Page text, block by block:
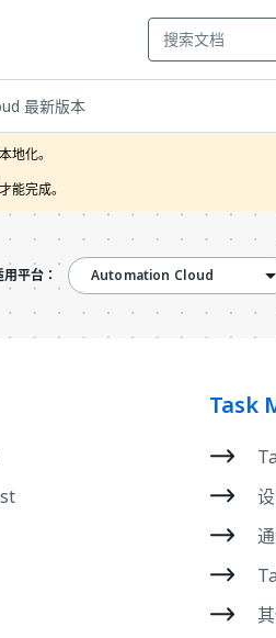
最新版本
地化。
能完成。
用平台： Automation Cloud
Task